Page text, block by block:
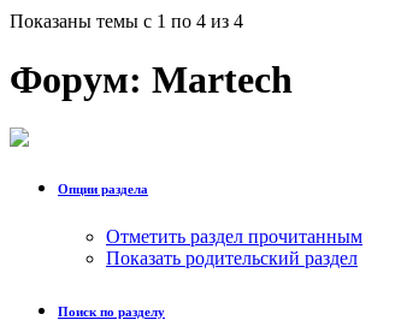
Показаны темы с 1 по 4 из 4
Форум: Martech
Опции раздела
Отметить раздел прочитанным
Показать родительский раздел
Поиск по разделу